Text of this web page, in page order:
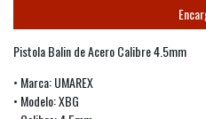
Pistola Balin de Acero Calibre 4.5mm
• Marca: UMAREX
• Modelo: XBG